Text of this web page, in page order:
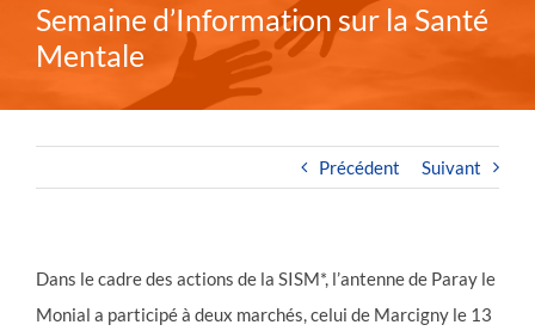
Semaine d’Information sur la Santé
Mentale
Précédent Suivant
Dans le cadre des actions de la SISM*, l’antenne de Paray le
Monial a participé à deux marchés, celui de Marcigny le 13